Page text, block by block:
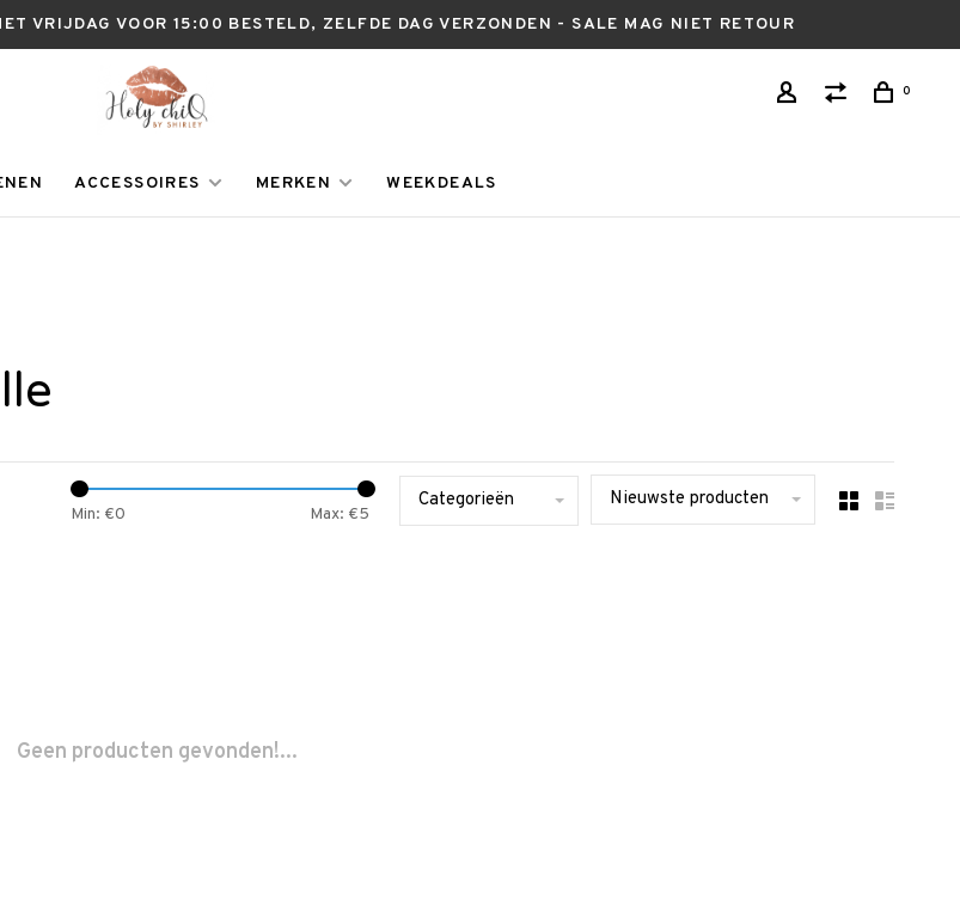
VRIJDAG VOOR 15:00 BESTELD, ZELFDE DAG VERZONDEN - SALE MAG NIET RETOUR
0
ACCESSOIRES MERKEN WEEKDEALS
Min: €0 Max: €5
Categorieën Nieuwste producten
Geen producten gevonden!...